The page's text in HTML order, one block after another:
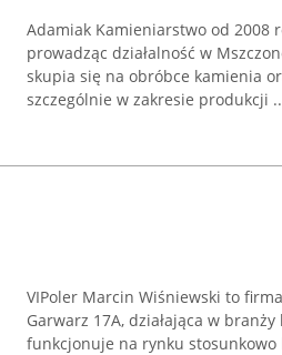
Adamiak Kamieniarstwo od 2008
prowadząc działalność w
skupia się na obróbce kamienia
szczególnie w zakresie produkcji
VIPoler Marcin Wiśniewski to
Garwarz 17A, działająca w
funkcjonuje na rynku stosunkowo